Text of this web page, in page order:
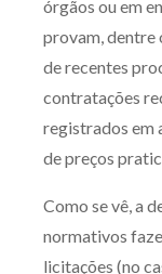
órgãos ou em
provam, dentre
de recentes
contratações
registrados em
de preços
Como se vê, a
normativos
licitações (no